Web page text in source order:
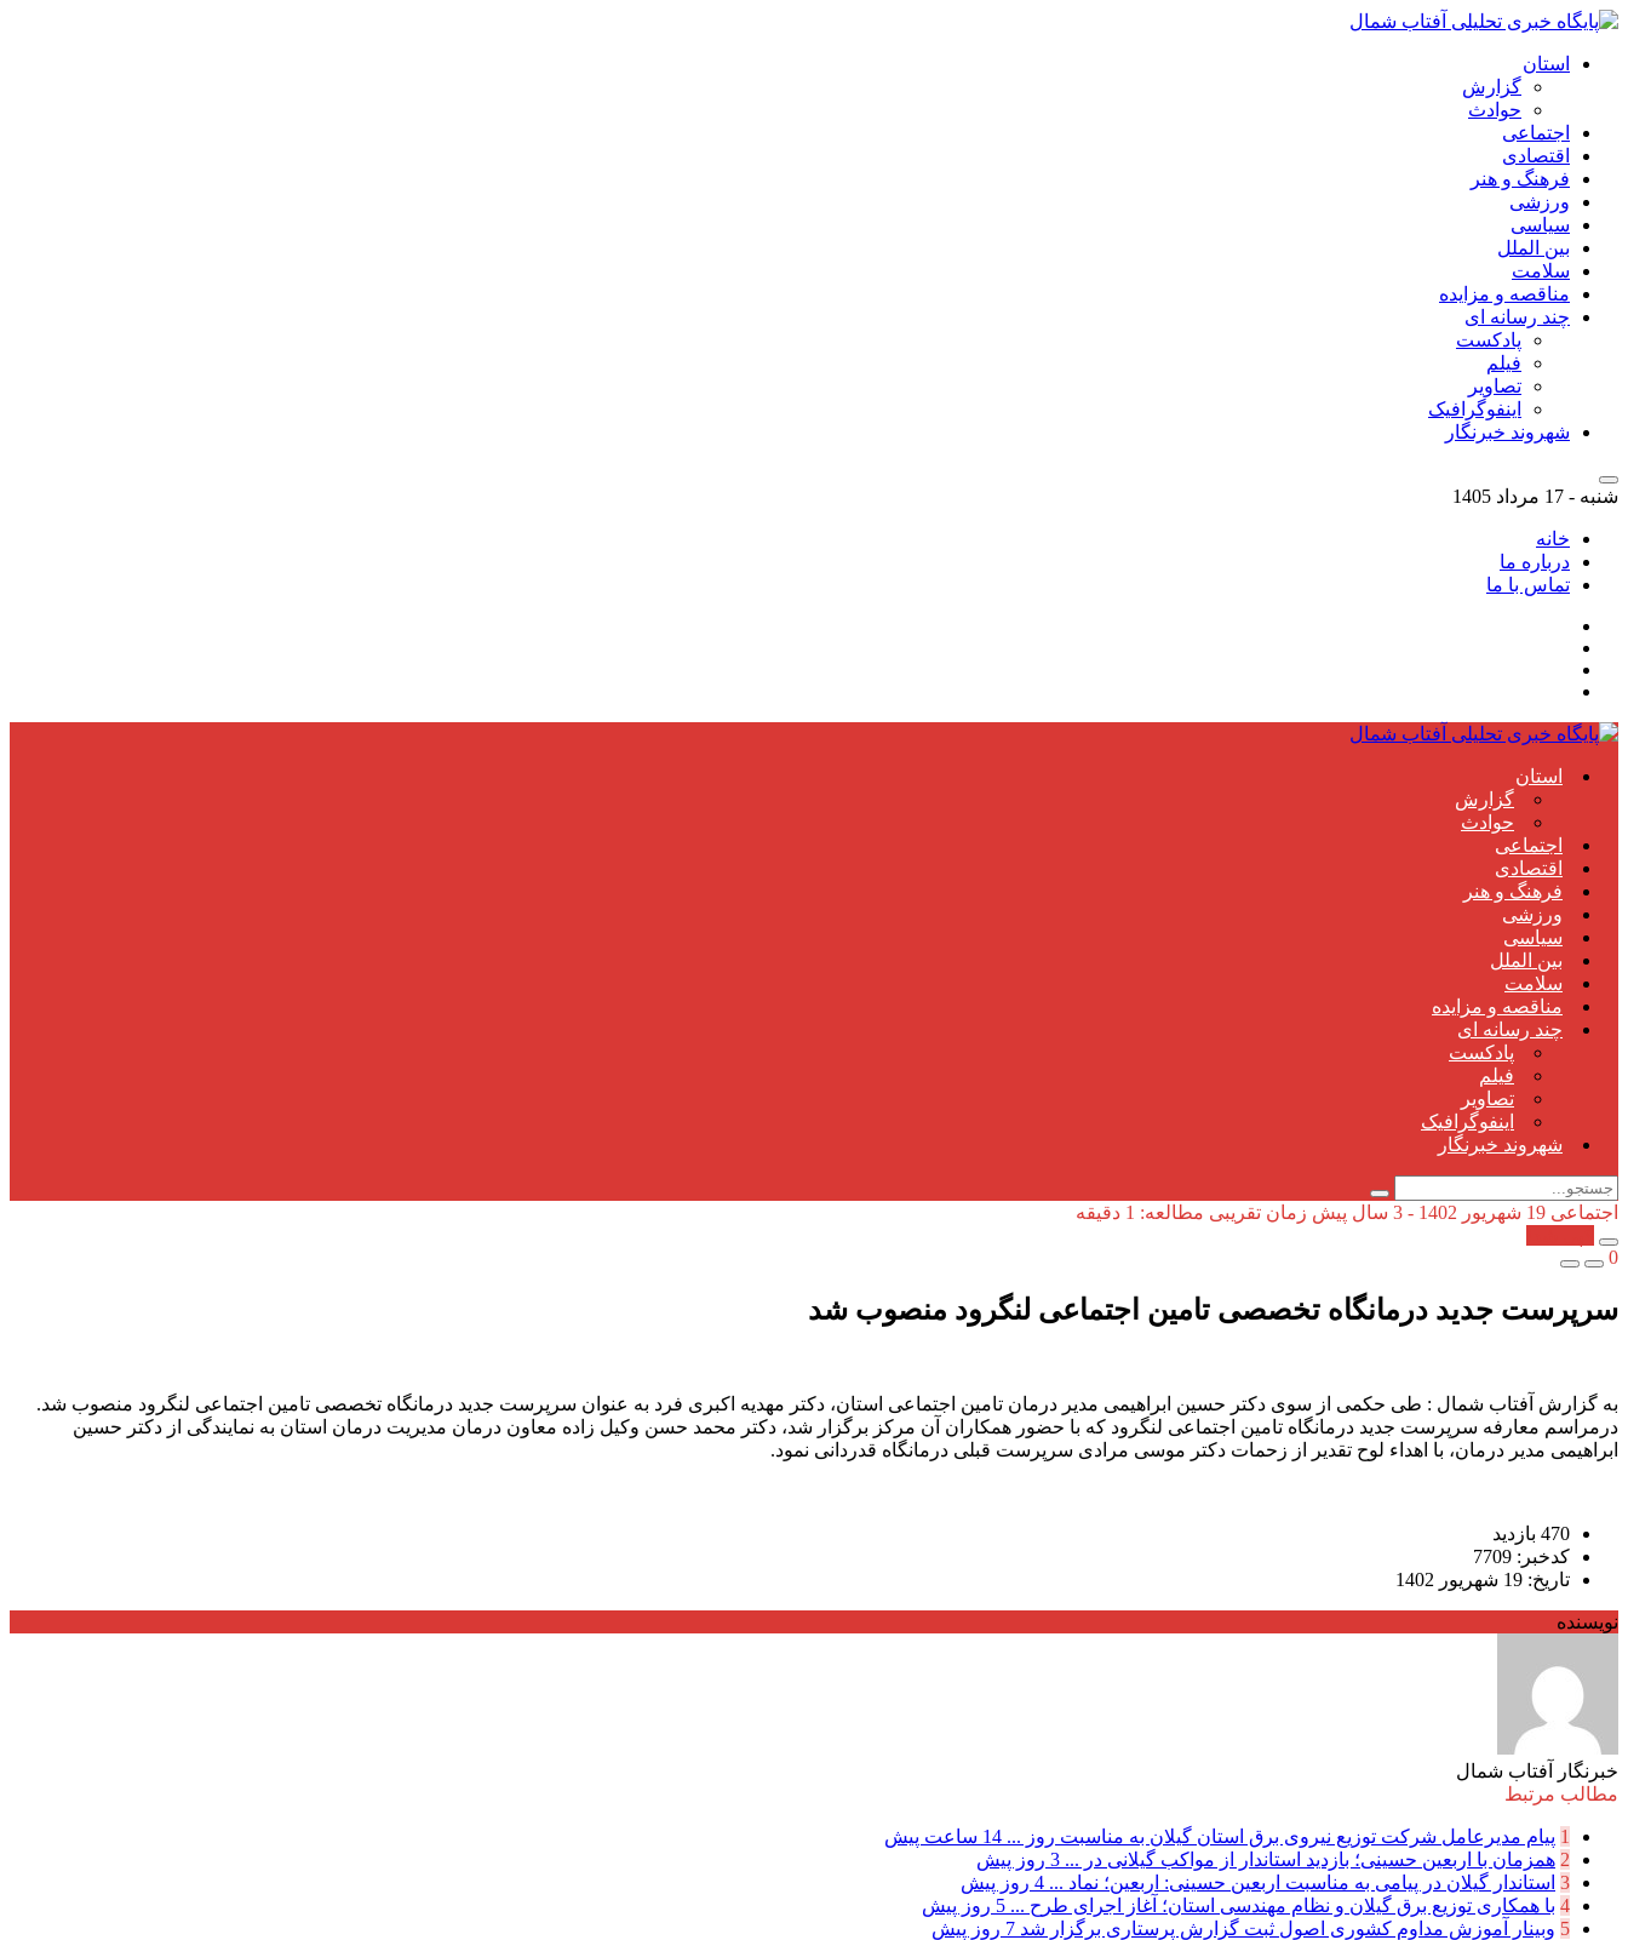
استان
گزارش
حوادث
اجتماعی
اقتصادی
فرهنگ و هنر
ورزشی
سیاسی
بین الملل
سلامت
مناقصه و مزایده
چند رسانه ای
پادکست
فیلم
تصاویر
اینفوگرافیک
شهروند خبرنگار
شنبه - 17 مرداد 1405
خانه
درباره ما
تماس با ما
استان
گزارش
حوادث
اجتماعی
اقتصادی
فرهنگ و هنر
ورزشی
سیاسی
بین الملل
سلامت
مناقصه و مزایده
چند رسانه ای
پادکست
فیلم
تصاویر
اینفوگرافیک
شهروند خبرنگار
اجتماعی 19 شهریور 1402 - 3 سال پیش
زمان تقریبی مطالعه: 1 دقیقه
0
سرپرست جدید درمانگاه تخصصی تامین اجتماعی لنگرود منصوب شد
به گزارش آفتاب شمال : طی حکمی از سوی دکتر حسین ابراهیمی مدیر درمان تامین اجتماعی استان، دکتر مهدیه اکبری فرد به عنوان سرپرست جدید درمانگاه تخصصی تامین اجتماعی لنگرود منصوب شد.
درمراسم معارفه سرپرست جدید درمانگاه تامین اجتماعی لنگرود که با حضور همکاران آن مرکز برگزار شد، دکتر محمد حسن وکیل زاده معاون درمان مدیریت درمان استان به نمایندگی از دکتر حسین
ابراهیمی مدیر درمان، با اهداء لوح تقدیر از زحمات دکتر موسی مرادی سرپرست قبلی درمانگاه قدردانی نمود.
470 بازدید
کدخبر: 7709
تاریخ: 19 شهریور 1402
نویسنده
خبرنگار آفتاب شمال
مطالب مرتبط
1 پیام مدیرعامل شركت توزیع نیروی برق استان گیلان به مناسبت روز ... 14 ساعت پیش
2 همزمان با اربعین حسینی؛ بازدید استاندار از مواکب گیلانی در ... 3 روز پیش
3 استاندار گیلان در پیامی به مناسبت اربعین حسینی: اربعین؛ نماد ... 4 روز پیش
4 با همکاری توزیع برق گیلان و نظام مهندسی استان؛ آغاز اجرای طرح ... 5 روز پیش
5 وبینار آموزش مداوم کشوری اصول ثبت گزارش پرستاری برگزار شد 7 روز پیش